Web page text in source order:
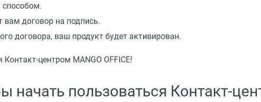
договор на подпись.
договора, ваш продукт будет активирован.
центром MANGO OFFICE!
начать пользоваться Контакт-